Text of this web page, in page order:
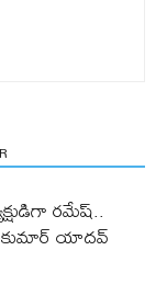
రమేష్‌..
యాదవ్